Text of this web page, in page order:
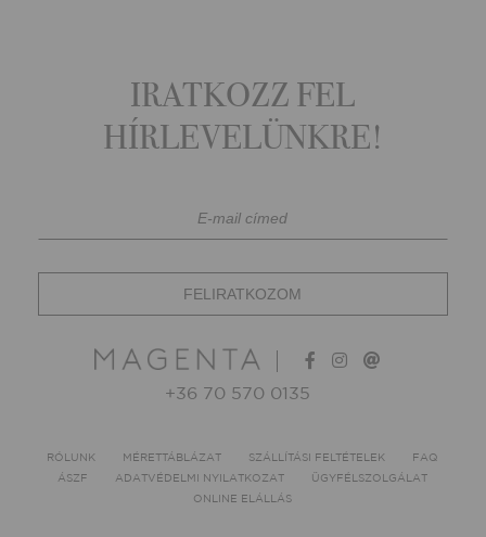
IRATKOZZ FEL
HÍRLEVELÜNKRE!
+36 70 570 0135
RÓLUNK MÉRETTÁBLÁZAT SZÁLLÍTÁSI FELTÉTELEK
FAQ
ÁSZF
ADATVÉDELMI NYILATKOZAT
ÜGYFÉLSZOLGÁLAT
ONLINE ELÁLLÁS